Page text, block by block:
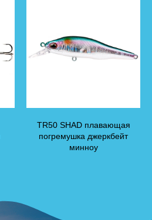
TR50 SHAD плавающая
погремушка джеркбейт
минноу